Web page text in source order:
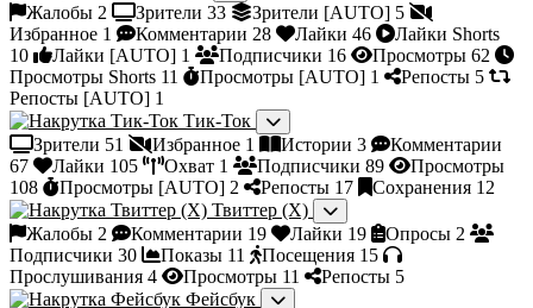
Жалобы 2 Зрители 33 Зрители [AUTO] 5
Избранное 1 Комментарии 28 Лайки 46
Лайки Shorts
10
Лайки [AUTO] 1 Подписчики 16 Просмотры 62
Просмотры Shorts 11 Просмотры [AUTO] 1 Репосты 5
Репосты [AUTO] 1
Тик-Ток
Зрители 51 Избранное 1 Истории 3
Комментарии
67
Лайки 105 Охват 1 Подписчики 89
Просмотры
108
Просмотры [AUTO] 2 Репосты 17 Сохранения 12
Твиттер (X)
Жалобы 2 Комментарии 19 Лайки 19 Опросы 2
Подписчики 30 Показы 11 Посещения 15
Прослушивания 4 Просмотры 11 Репосты 5
Фейсбук